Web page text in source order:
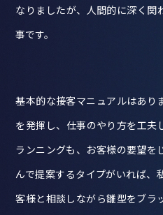
なりましたが、人間的に深く関
事です。
基本的な接客マニュアルはあり
を発揮し、仕事のやり方を工夫
ランニングも、お客様の要望を
んで提案するタイプがいれば、
客様と相談しながら雛型をブラ